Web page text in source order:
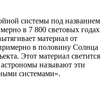
системы под названием
в 7 800 световых годах
материал от
в половину Солнца
Этот материал светится
называют эти
системами».